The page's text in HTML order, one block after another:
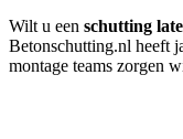
Wilt u een schutting
Betonschutting.nl heeft
montage teams zorgen